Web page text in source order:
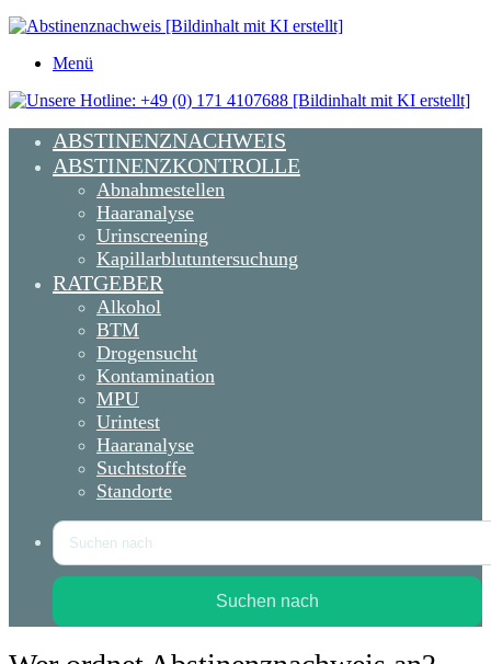
Menü
ABSTINENZNACHWEIS
ABSTINENZKONTROLLE
Abnahmestellen
Haaranalyse
Urinscreening
Kapillarblutuntersuchung
RATGEBER
Alkohol
BTM
Drogensucht
Kontamination
MPU
Urintest
Haaranalyse
Suchtstoffe
Standorte
Suchen nach